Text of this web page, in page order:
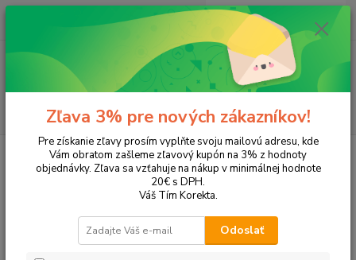
Hľadať
ks
za 0,00 EUR
Papier a zošity Tlačivá a etikety Pokladničné
Upresniť parametre
Zľava 3% pre nových zákazníkov!
Pre získanie zľavy prosím vyplňte svoju mailovú adresu, kde
Vám obratom zašleme zľavový kupón na 3% z hodnoty
objednávky. Zľava sa vzťahuje na nákup v minimálnej hodnote
20€ s DPH.
Váš Tím Korekta.
Odoslať